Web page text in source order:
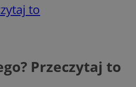
to
Przeczytaj to